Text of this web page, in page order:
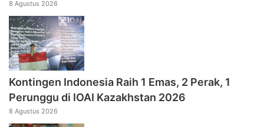
8 Agustus 2026
Kontingen Indonesia Raih 1 Emas, 2 Perak, 1
Perunggu di IOAI Kazakhstan 2026
8 Agustus 2026